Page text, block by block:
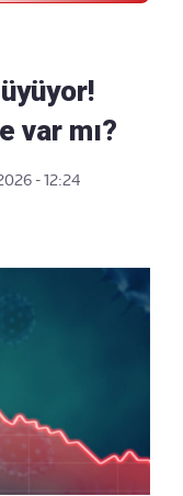
var mı?
- 12:24